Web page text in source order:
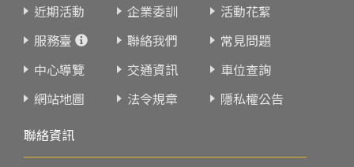
近期活動 企業委訓
活動花絮
服務臺
聯絡我們
常見問題
中心導覽
交通資訊
車位查詢
網站地圖
法令規章
隱私權公告
聯絡資訊